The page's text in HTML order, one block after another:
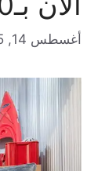
أغسطس 14, 2025